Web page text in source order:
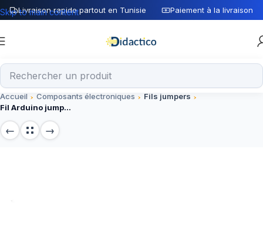
Livraison rapide partout en Tunisie Paiement à la livraison
Skip to main content
Accueil Composants électroniques
Fils jumpers
Fil Arduino jumper Femelle/Femelle 40 cm